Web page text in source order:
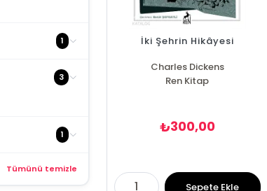
1
3
1
Tümünü temizle
İki Şehrin Hikâyesi
Charles Dickens
Ren Kitap
₺300,00
Sepete Ekle